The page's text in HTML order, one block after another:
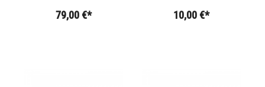
79,00 €* 10,00 €*